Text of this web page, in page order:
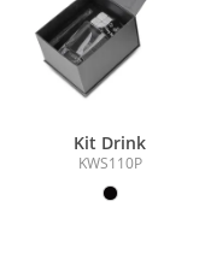
Kit Drink
KWS110P